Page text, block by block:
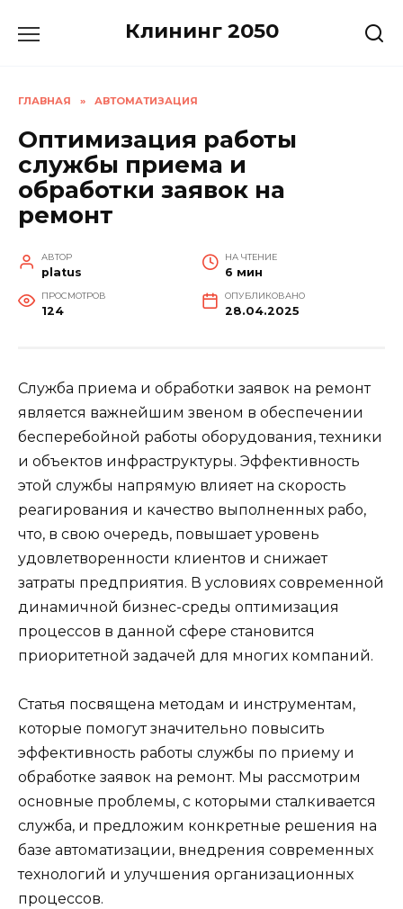
Клининг 2050
ГЛАВНАЯ » АВТОМАТИЗАЦИЯ
Оптимизация работы
службы приема и
обработки заявок на
ремонт
АВТОР
platus
НА ЧТЕНИЕ
6 мин
ПРОСМОТРОВ
124
ОПУБЛИКОВАНО
28.04.2025
Служба приема и обработки заявок на ремонт
является важнейшим звеном в обеспечении
бесперебойной работы оборудования, техники
и объектов инфраструктуры. Эффективность
этой службы напрямую влияет на скорость
реагирования и качество выполненных рабо,
что, в свою очередь, повышает уровень
удовлетворенности клиентов и снижает
затраты предприятия. В условиях современной
динамичной бизнес-среды оптимизация
процессов в данной сфере становится
приоритетной задачей для многих компаний.
Статья посвящена методам и инструментам,
которые помогут значительно повысить
эффективность работы службы по приему и
обработке заявок на ремонт. Мы рассмотрим
основные проблемы, с которыми сталкивается
служба, и предложим конкретные решения на
базе автоматизации, внедрения современных
технологий и улучшения организационных
процессов.